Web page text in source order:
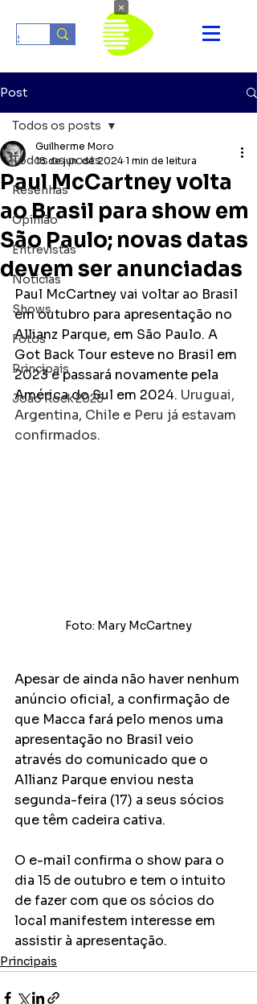
Post
Todos os posts
Resenhas
Opinião
Entrevistas
Notícias
Shows
Fotos
Principais
João Rock 2025
Todos os posts
Paul McCartney volta
ao Brasil para show em
São Paulo; novas datas
devem ser anunciadas
Guilherme Moro
18 de jun. de 2024 1 min de leitura
Paul McCartney vai voltar ao Brasil
em outubro para apresentação no
Allianz Parque, em São Paulo. A
Got Back Tour esteve no Brasil em
2023 e passará novamente pela
América do Sul em 2024. Uruguai,
Argentina, Chile e Peru já estavam
confirmados.
Foto: Mary McCartney
Apesar de ainda não haver nenhum
anúncio oficial, a confirmação de
que Macca fará pelo menos uma
apresentação no Brasil veio
através do comunicado que o
Allianz Parque enviou nesta
segunda-feira (17) a seus sócios
que têm cadeira cativa.
O e-mail confirma o show para o
dia 15 de outubro e tem o intuito
de fazer com que os sócios do
local manifestem interesse em
assistir à apresentação.
Principais
×